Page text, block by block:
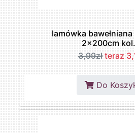
lamówka bawełniana
2x200cm
3,99zł teraz
Do